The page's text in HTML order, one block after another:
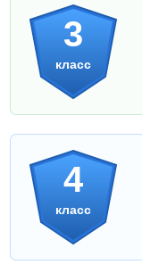
3
класс
4
класс